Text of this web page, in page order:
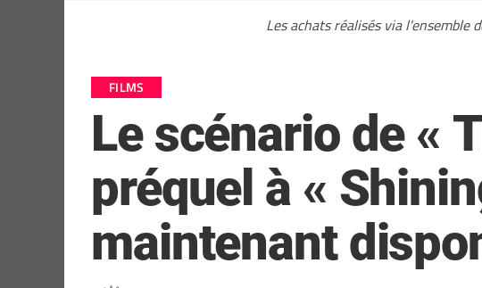
Les achats réalisés via l'ensemble
FILMS
Le scénario de «
préquel à «
maintenant